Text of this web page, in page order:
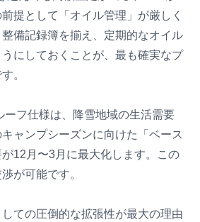
提として「オイル管理」が厳しく
備記録簿を揃え、定期的なオイル
にしておくことが、最も確実なプ
。
ーフ仕様は、降雪地域の生活需要
ャンプシーズンに向けた「ベース
12月〜3月に最大化します。この
が可能です。
しての圧倒的な拡張性が最大の理由